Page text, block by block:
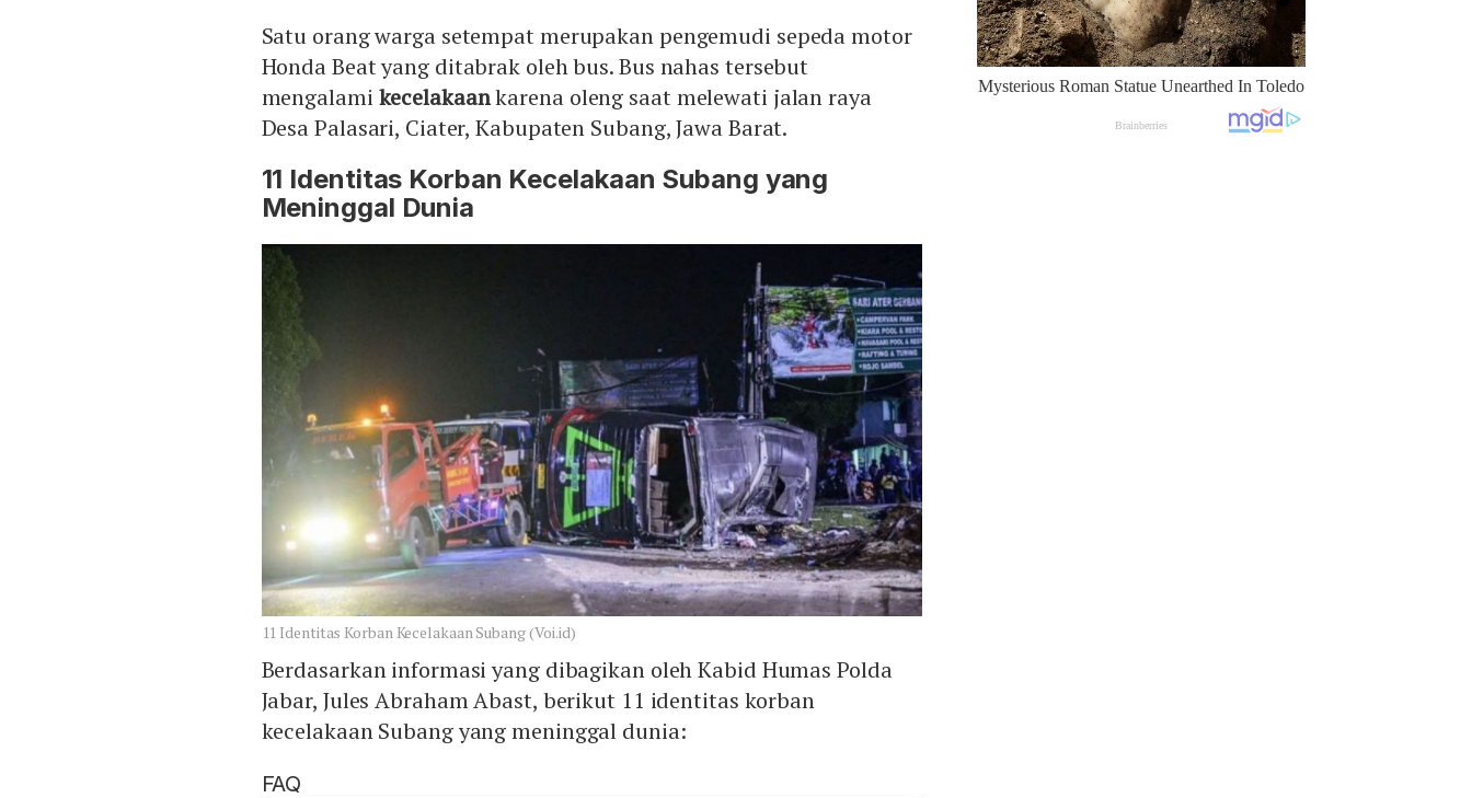
Satu orang warga setempat merupakan pengemudi sepeda motor
Honda Beat yang ditabrak oleh bus. Bus nahas tersebut
mengalami kecelakaankarena oleng saat melewati jalan raya
Desa Palasari, Ciater, Kabupaten Subang, Jawa Barat.
11 Identitas Korban Kecelakaan Subang yang
Meninggal Dunia
11 Identitas Korban Kecelakaan Subang (Voi.id)
Berdasarkan informasi yang dibagikan oleh Kabid Humas Polda
Jabar, Jules Abraham Abast, berikut 11 identitas korban
kecelakaan Subang yang meninggal dunia:
FAQ